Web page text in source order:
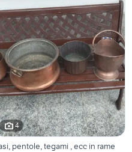
4
pentole, tegami , ecc in rame